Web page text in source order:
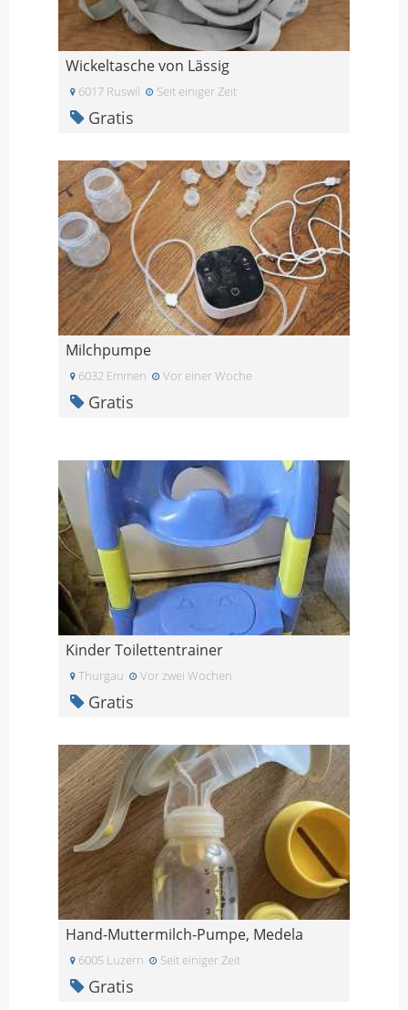
Wickeltasche von Lässig
6017 Ruswil Seit einiger Zeit
Gratis
Milchpumpe
6032 Emmen Vor einer Woche
Gratis
Kinder Toilettentrainer
Thurgau Vor zwei Wochen
Gratis
Hand-Muttermilch-Pumpe, Medela
6005 Luzern Seit einiger Zeit
Gratis